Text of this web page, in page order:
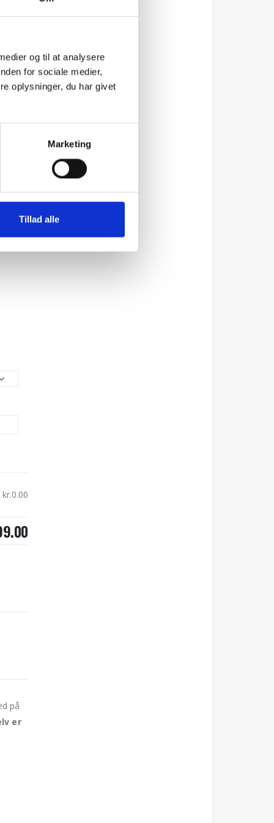
og til at analysere
for sociale medier,
oplysninger, du har givet
Marketing
Tillad alle
kr.0.00
på
er